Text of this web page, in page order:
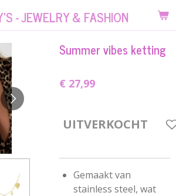
- JEWELRY & FASHION
Summer vibes ketting
€ 27,99
UITVERKOCHT
Gemaakt van
stainless steel, wat